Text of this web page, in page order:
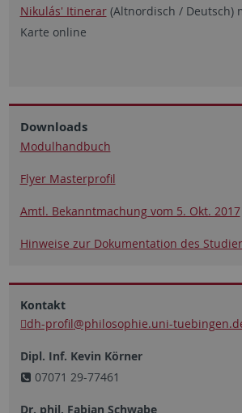
Nikulás' Itinerar(Altnordisch / Deutsch)
Karte online
Downloads
Modulhandbuch
Flyer Masterprofil
Amtl. Bekanntmachung vom 5. Okt. 2017
Hinweise zur Dokumentation des
Kontakt
dh-profil@philosophie.uni-
Dipl. Inf. Kevin Körner
07071 29-77461
Dr. phil. Fabian Schwabe